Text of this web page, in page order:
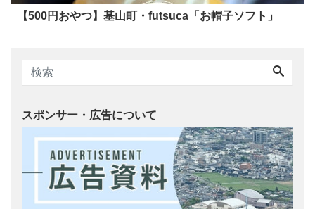
【500円おやつ】基山町・futsuca「お帽子ソフト」
スポンサー・広告について